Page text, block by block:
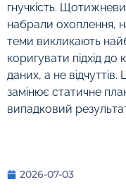
гнучкість.
набрали охоплення,
теми викликають
коригувати підхід
даних, а не відчуттів.
замінює статичне
випадковий
2026-07-03